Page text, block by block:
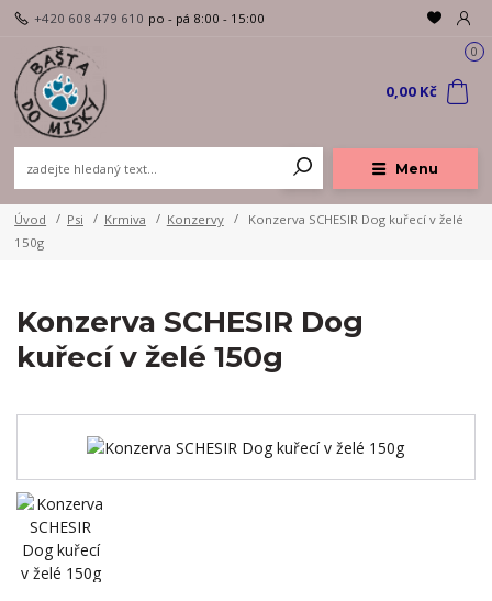
Menu
+420 608 479 610 po - pá 8:00 - 15:00
0
0,00 Kč
Úvod Psi Krmiva Konzervy
Konzerva SCHESIR Dog kuřecí v želé
150g
Konzerva SCHESIR Dog
kuřecí v želé 150g